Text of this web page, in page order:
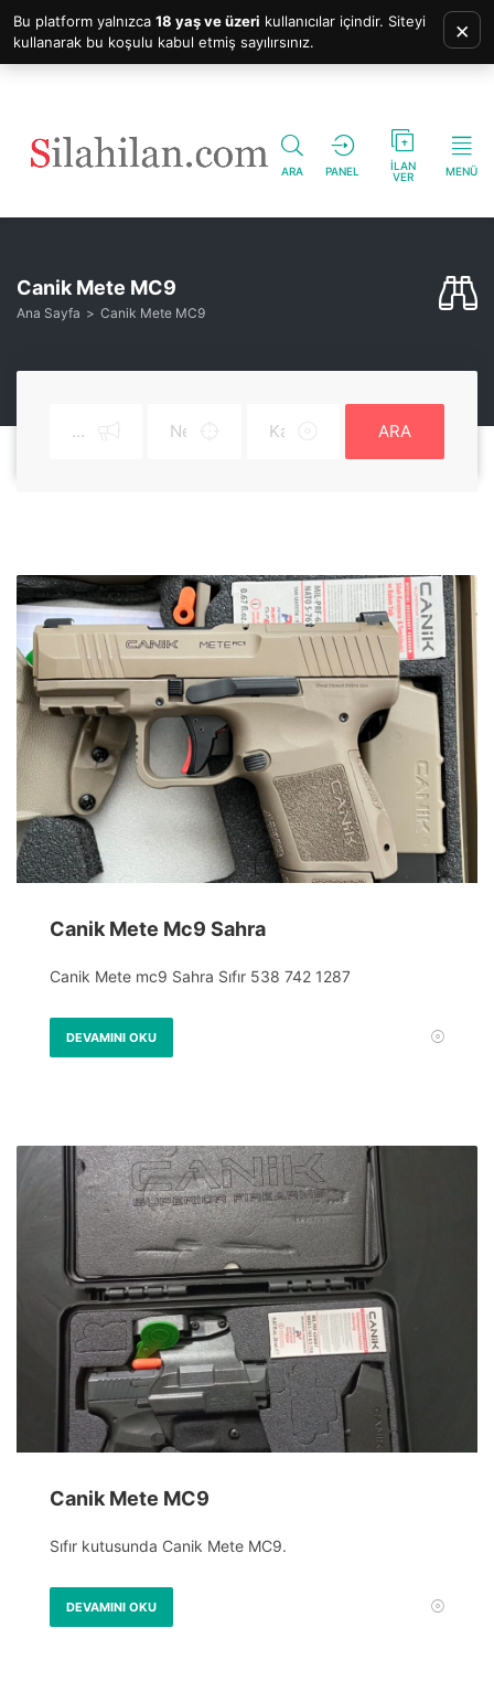
ARA PANEL
İLAN
VER
MENÜ
Canik Mete MC9
Ana Sayfa Canik Mete MC9
ARA
Canik Mete Mc9 Sahra
Canik Mete mc9 Sahra Sıfır 538 742 1287
DEVAMINI OKU
Canik Mete MC9
Sıfır kutusunda Canik Mete MC9.
DEVAMINI OKU
Bu platform yalnızca 18 yaş ve üzeri kullanıcılar içindir. Siteyi
kullanarak bu koşulu kabul etmiş sayılırsınız.
×